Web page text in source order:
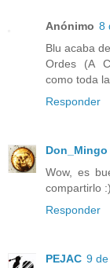
Anónimo 8
Blu acaba
Ordes (A
como toda
Responder
Don_Mingo
Wow, es
compartirlo :)
Responder
PEJAC 9